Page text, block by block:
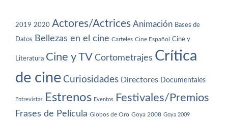
2019 2020 Actores/Actrices Animación Bases de
Datos Bellezas en el cine Carteles Cine Español Cine y
Literatura Cine y TV Cortometrajes Crítica
de cine Curiosidades Directores Documentales
Entrevistas Estrenos Eventos Festivales/Premios
Frases de Película Globos de Oro Goya 2008 Goya 2009